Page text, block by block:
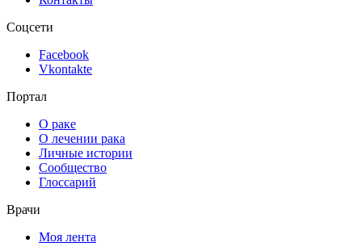
Соцсети
Facebook
Vkontakte
Портал
О раке
О лечении рака
Личные истории
Сообщество
Глоссарий
Врачи
Моя лента